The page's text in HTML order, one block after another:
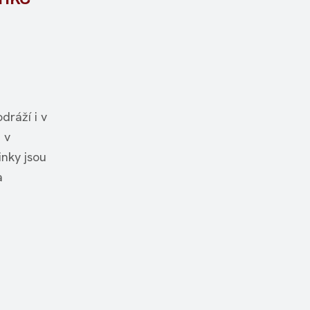
i v
v
jsou